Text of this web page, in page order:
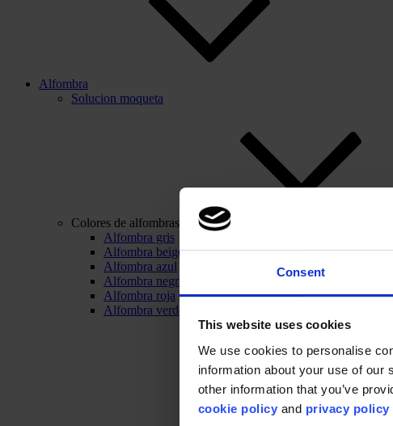
Consent
This website uses cookies
We use cookies to personalise
information about your use of our
other information that you’ve
cookie policy and privacy policy
Alfombra
Solucion moqueta
Colores de alfombras
Alfombra gris
Alfombra beige
Alfombra azul
Alfombra negra
Alfombra roja
Alfombra verde